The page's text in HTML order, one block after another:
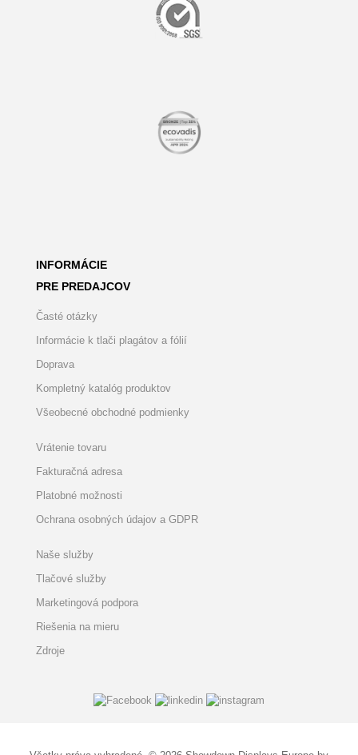
INFORMÁCIE
PRE PREDAJCOV
Časté otázky
Informácie k tlači plagátov a fólií
Doprava
Kompletný katalóg produktov
Všeobecné obchodné podmienky
Vrátenie tovaru
Fakturačná adresa
Platobné možnosti
Ochrana osobných údajov a GDPR
Naše služby
Tlačové služby
Marketingová podpora
Riešenia na mieru
Zdroje